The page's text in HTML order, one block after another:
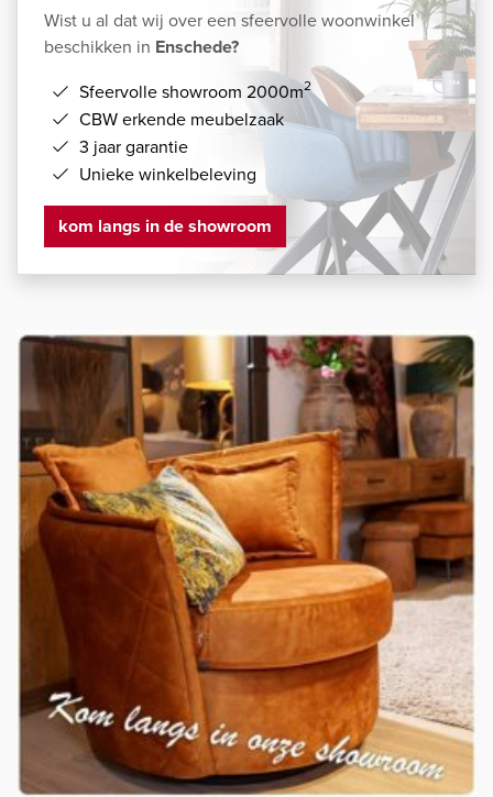
Wist u al dat wij over een sfeervolle woonwinkel
beschikken in Enschede?
Sfeervolle showroom 2000m2
CBW erkende meubelzaak
3 jaar garantie
Unieke winkelbeleving
kom langs in de showroom